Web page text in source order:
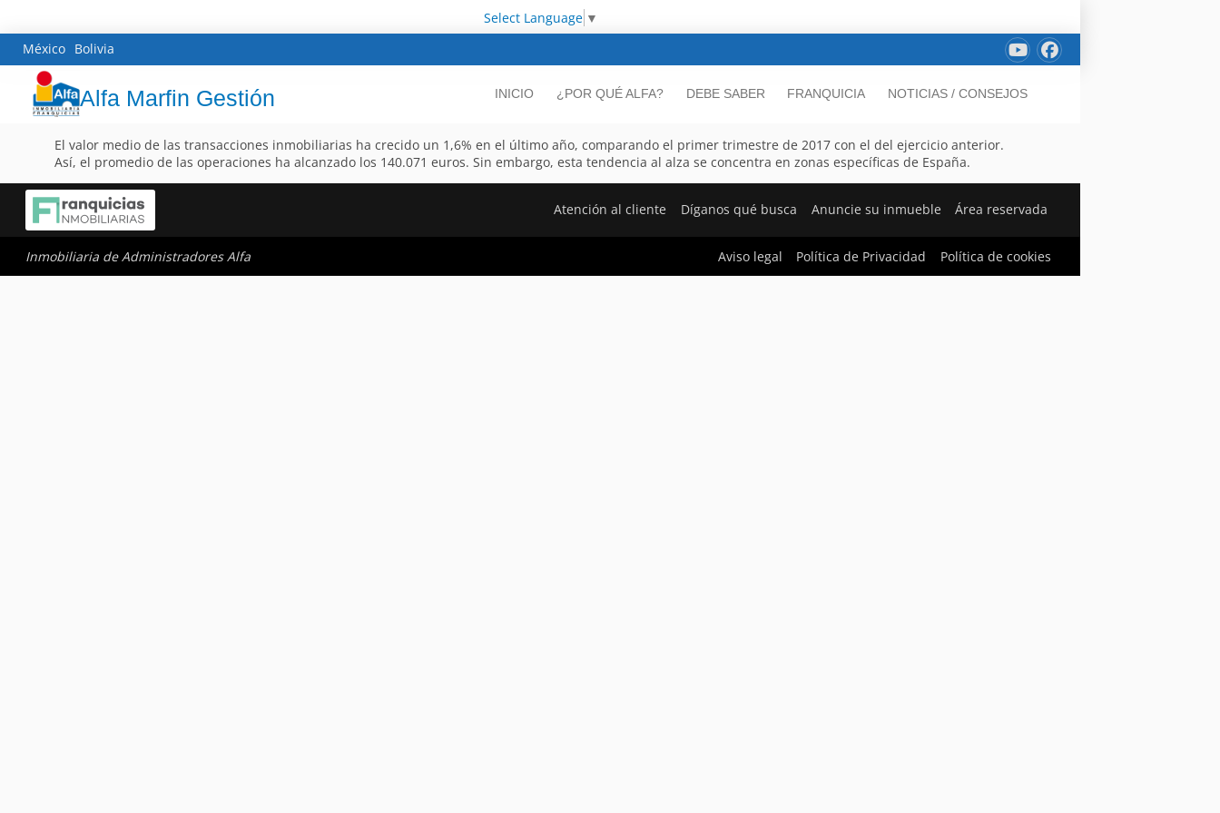
Select Language ▼
México Bolivia
Alfa Marfin Gestión INICIO ¿POR QUÉ ALFA? DEBE SABER FRANQUICIA NOTICIAS / CONSEJOS
El valor medio de las transacciones inmobiliarias ha crecido un 1,6% en el último año, comparando el primer trimestre de 2017 con el del ejercicio anterior.
Así, el promedio de las operaciones ha alcanzado los 140.071 euros. Sin embargo, esta tendencia al alza se concentra en zonas específicas de España.
Atención al cliente Díganos qué busca Anuncie su inmueble Área reservada
Inmobiliaria de Administradores Alfa Aviso legal Política de Privacidad Política de cookies